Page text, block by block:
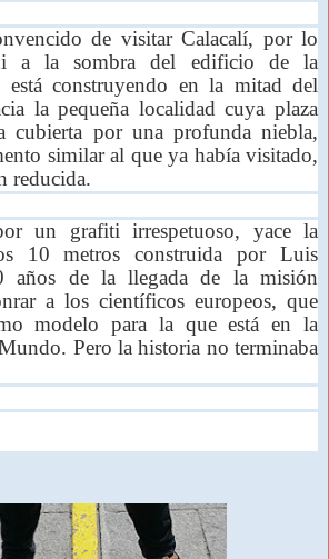
de visitar Calacalí, por lo
a la sombra del edificio de la
construyendo en la mitad del
la pequeña localidad cuya plaza
cubierta por una profunda niebla,
similar al que ya había visitado,
reducida.
un grafiti irrespetuoso, yace la
10 metros construida por Luis
años de la llegada de la misión
a los científicos europeos, que
modelo para la que está en la
Pero la historia no terminaba